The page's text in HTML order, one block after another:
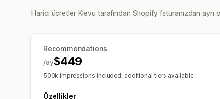
Harici ücretler Klevu tarafından Shopify faturanızdan ayrı
Recommendations
$449
/ay
500k impressions included, additional tiers available
Özellikler